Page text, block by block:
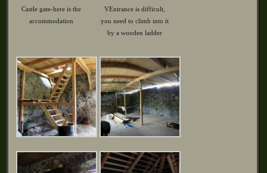
Castle gate-here is the
accommodation
VEntrance is difficult,
you need to climb into it
by a wooden ladder